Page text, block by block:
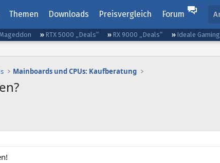
Themen Downloads Preisvergleich Forum
RTX 5000 „Deals“ RX 9000 „Deals“ Ideale
Mainboards und CPUs: Kaufberatung